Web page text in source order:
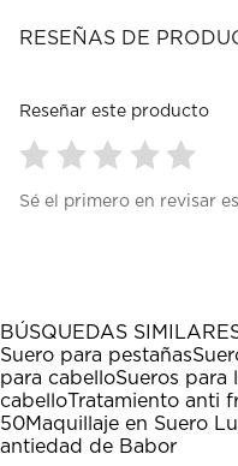
RESEÑAS DE
Reseñar este producto
para
1
estrella
Esta
acción
abrirá
el
formulario
para
estrellas.
Esta
acción
abrirá
el
formulario
para
estrellas.
Esta
acción
abrirá
el
formulario
para
estrellas.
Esta
acción
abrirá
el
formulario
para
Esta
acción
abrirá
el
Sé el primero en revisar
BÚSQUEDAS
Suero para pestañas
para cabelloSueros para
cabelloTratamiento anti
50Maquillaje en Suero
antiedad de Babor